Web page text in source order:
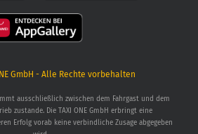
GmbH - Alle Rechte vorbehalten
ausschließlich zwischen dem Fahrgast und dem
zustande. Die TAXI ONE GmbH erbringt eine
Erfolg vorab keine verbindliche Zusage abgegeben